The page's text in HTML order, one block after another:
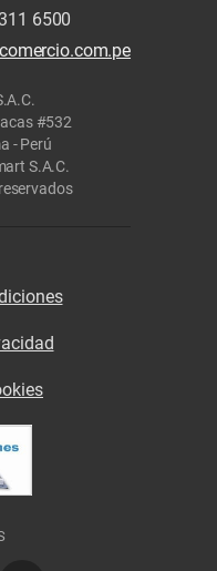
6500
#532
- Perú
S.A.C.